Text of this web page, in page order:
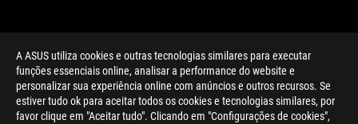
A ASUS utiliza cookies e outras tecnologias similares para executar
funções essenciais online, analisar a performance do website e
personalizar sua experiência online com anúncios e outros recursos. Se
estiver tudo ok para aceitar todos os cookies e tecnologias similares, por
favor clique em "Aceitar tudo". Clicando em "Configurações de cookies",
> GAMING ROG STRIX GL12CX